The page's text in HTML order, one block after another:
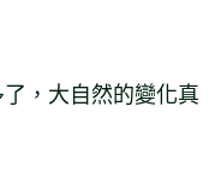
，大自然的變化真